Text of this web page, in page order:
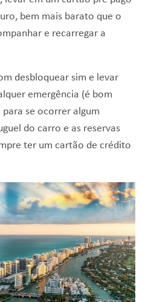
bem mais barato que o
e recarregar a
desbloquear sim e levar
emergência (é bom
se ocorrer algum
do carro e as reservas
ter um cartão de crédito